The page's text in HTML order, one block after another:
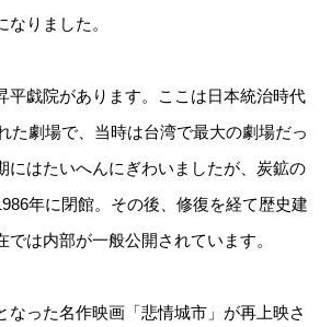
なりました。
平戯院があります。ここは日本統治時代
た劇場で、当時は台湾で最大の劇場だっ
にはたいへんにぎわいましたが、炭鉱の
年に閉館。その後、修復を経て歴史建
では内部が一般公開されています。
なった名作映画「悲情城市」が再上映さ